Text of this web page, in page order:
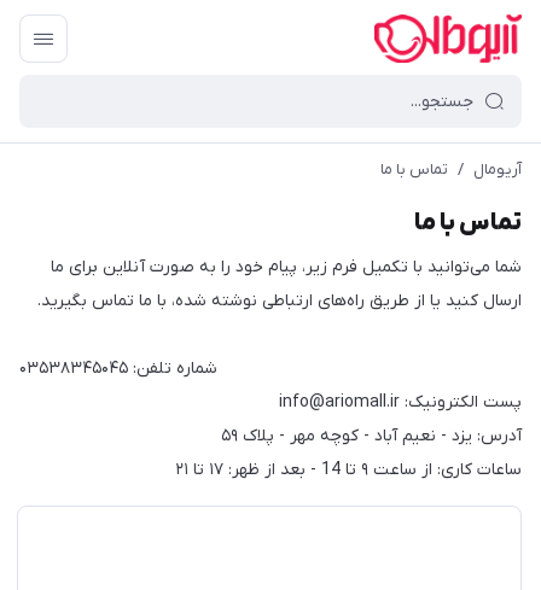
آریومال / تماس با ما
تماس با ما
شما می‌توانید با تکمیل فرم زیر، پیام خود را به صورت آنلاین برای ما
ارسال کنید یا از طریق راه‌های ارتباطی نوشته شده، با ما تماس بگیرید.
شماره تلفن: ۰۳۵۳۸۳۴۵۰۴۵
پست الکترونیک: info@ariomall.ir
آدرس: یزد - نعیم آباد - کوچه مهر - پلاک ۵۹
ساعات کاری: از ساعت ۹ تا 14 - بعد از ظهر: ۱۷ تا ۲۱